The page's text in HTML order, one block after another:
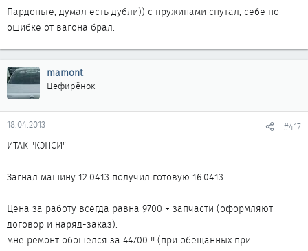
Пардоньте, думал есть дубли)) с пружинами спутал, себе по
ошибке от вагона брал.
mamont
Цефирёнок
18.04.2013 #417
ИТАК "КЭНСИ"
Загнал машину 12.04.13 получил готовую 16.04.13.
Цена за работу всегда равна 9700 + запчасти (оформляют
договор и наряд-заказ).
мне ремонт обошелся за 44700 !! (при обещанных при